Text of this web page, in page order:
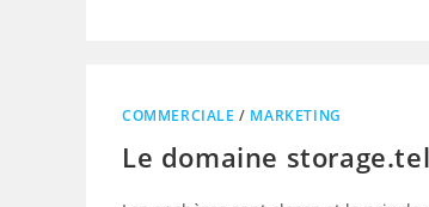
COMMERCIALE / MARKETING
Le domaine